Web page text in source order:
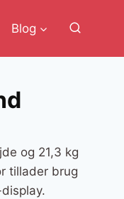
Blog
og 21,3 kg
tillader brug